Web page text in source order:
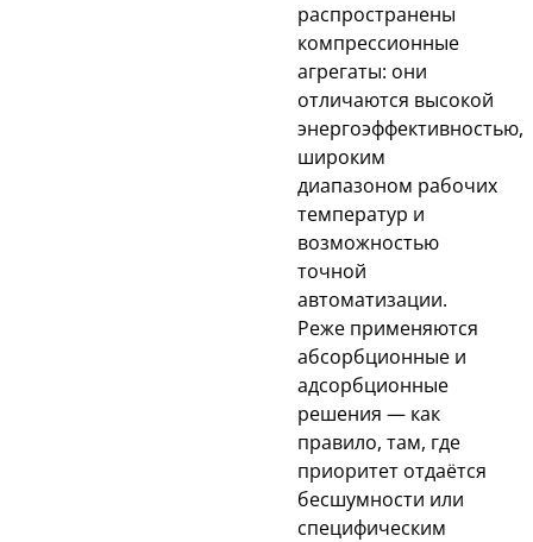
распространены
компрессионные
агрегаты: они
отличаются высокой
энергоэффективностью,
широким
диапазоном рабочих
температур и
возможностью
точной
автоматизации.
Реже применяются
абсорбционные и
адсорбционные
решения — как
правило, там, где
приоритет отдаётся
бесшумности или
специфическим